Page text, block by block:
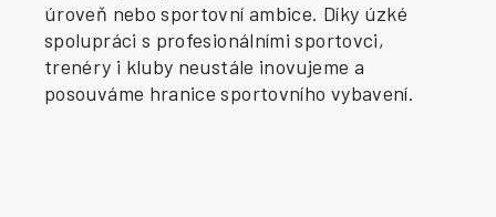
úroveň nebo sportovní ambice. Díky úzké
spolupráci s profesionálními sportovci,
trenéry i kluby neustále inovujeme a
posouváme hranice sportovního vybavení.